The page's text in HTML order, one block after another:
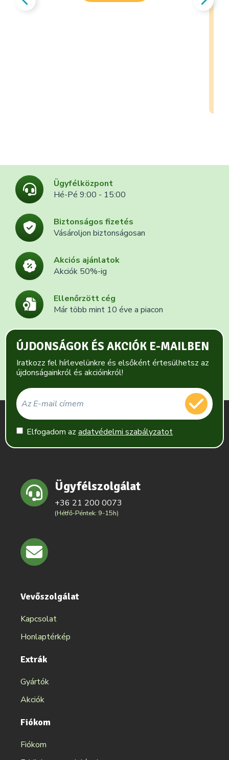
Ügyfélközpont
Hé-Pé 9:00 - 15:00
Biztonságos fizetés
Vásároljon biztonságosan
Akciós ajánlatok
Akciók 50%-ig
Ellenőrzött cég
Már több mint 10 éve a piacon
ÚJDONSÁGOK ÉS AKCIÓK E-MAILBEN
Iratkozz fel hírlevelünkre és elsőként értesülhetsz az
újdonságainkról és akcióinkról!
Elfogadom az adatvédelmi szabályzatot
Ügyfélszolgálat
+36 21 200 0073
(Hétfő-Péntek: 9-15h)
Vevőszolgálat
Kapcsolat
Honlaptérkép
Extrák
Gyártók
Akciók
Fiókom
Fiókom